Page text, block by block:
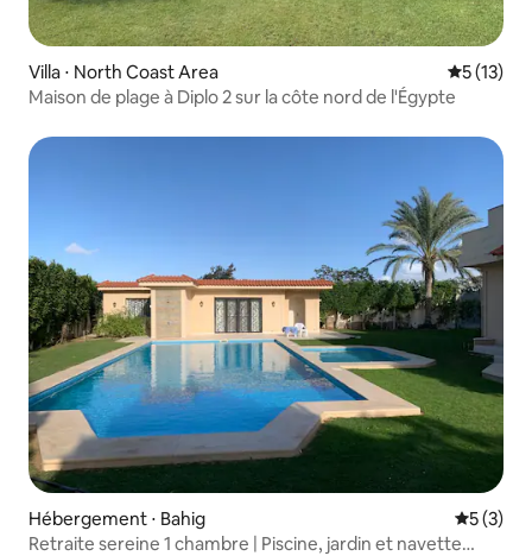
Villa ⋅ North Coast Area
5 (13)
Maison de plage à Diplo 2 sur la côte nord de l'Égypte
Hébergement ⋅ Bahig
5 (3)
Retraite sereine 1 chambre | Piscine, jardin et navette